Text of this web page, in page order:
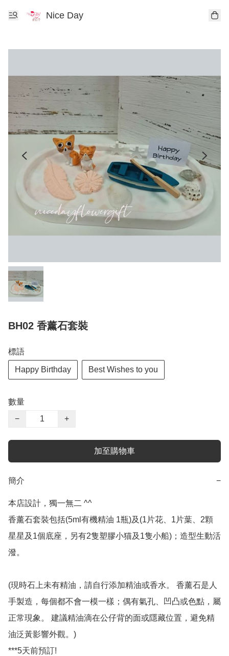
Nice Day
BH02 香薰石套裝
標語
Happy Birthday Best Wishes to you
數量
−
+
加至購物車
簡介 −
本店設計，獨一無二 ^^
香薰石套裝包括(5ml有機精油 1瓶)及(1片花、1片葉、2顆
星星及1個底座，另有2隻塑膠小猫及1隻小船)；造型生動活
潑。
(現時石上未有精油，請自行添加精油或香水。 香薰石是人
手製造，每個都不會一模一樣；偶有氣孔、凹凸或色點，屬
正常現象。 建議精油滴在公仔背的面或隱藏位置，避免精
油泛黃影響外觀。)
***5天前預訂!